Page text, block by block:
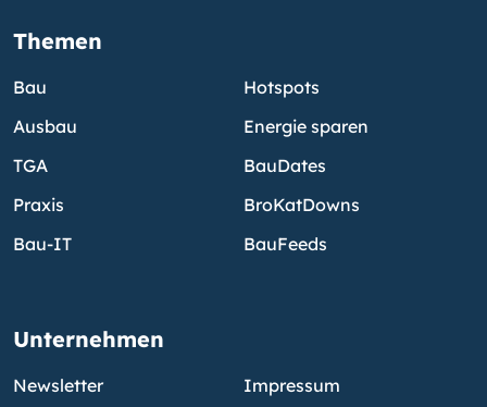
Themen
Bau
Ausbau
TGA
Praxis
Bau-IT
Hotspots
Energie sparen
BauDates
BroKatDowns
BauFeeds
Unternehmen
Newsletter Impressum